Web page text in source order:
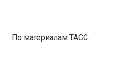
По материаламТАСС.